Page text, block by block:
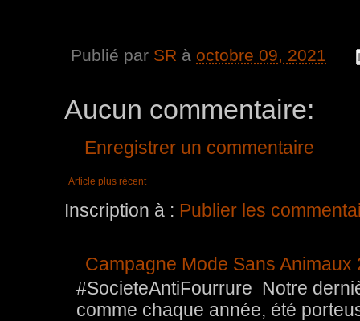
Publié par SR à octobre 09, 2021
Aucun commentaire:
Enregistrer un commentaire
Article plus récent
Inscription à : Publier les
Campagne Mode Sans Animaux
#SocieteAntiFourrure Notre
comme chaque année, été